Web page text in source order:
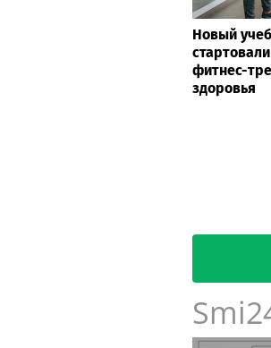
Новый
фитнес-
здоровья